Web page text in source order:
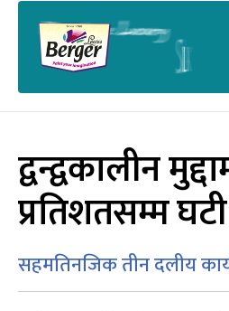
द्वन्द्वकालीन
प्रतिशतसम्म
सहमतिनजिक तीन दलीय